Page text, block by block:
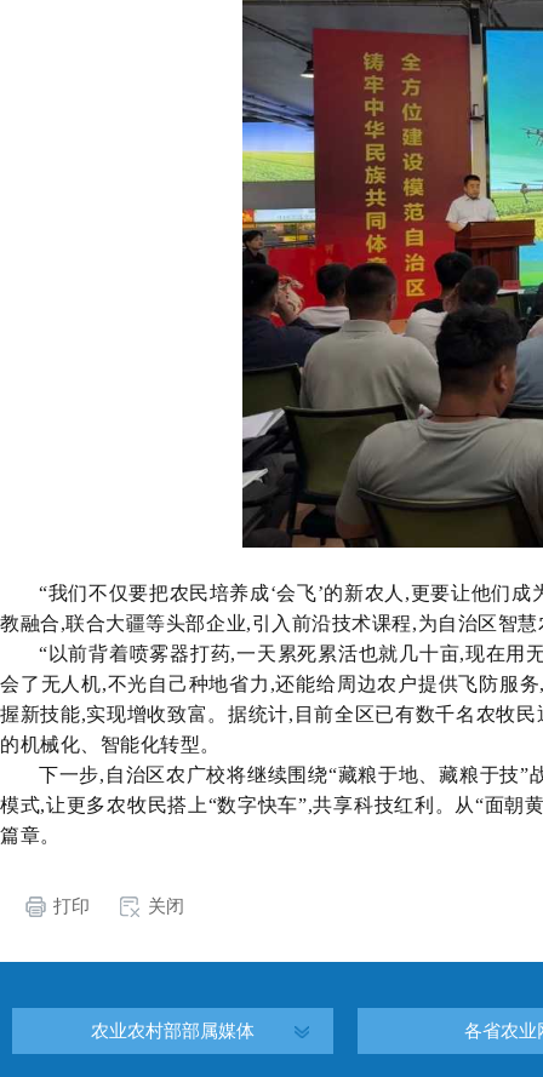
“我们不仅要把农民培养成‘会飞’的新农人,更要让他们
教融合,联合大疆等头部企业,引入前沿技术课程,为自治区智
“以前背着喷雾器打药,一天累死累活也就几十亩,现在用
会了无人机,不光自己种地省力,还能给周边农户提供飞防服
握新技能,实现增收致富。据统计,目前全区已有数千名农牧
的机械化、智能化转型。
下一步,自治区农广校将继续围绕“藏粮于地、藏粮于技”
模式,让更多农牧民搭上“数字快车”,共享科技红利。从“面朝
篇章。
打印 关闭
农业农村部部属媒体 各省农业